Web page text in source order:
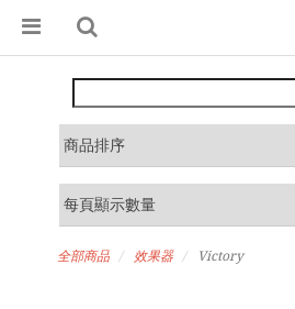
全部商品 效果器 Victory